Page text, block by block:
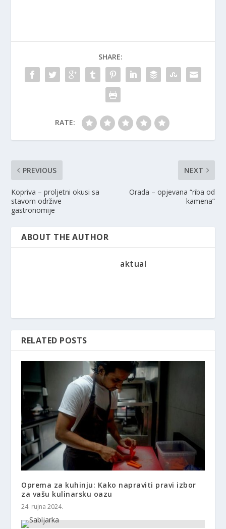
SHARE:
RATE:
PREVIOUS
Kopriva – proljetni okusi sa
stavom održive
gastronomije
NEXT
Orada – opjevana “riba od
kamena”
ABOUT THE AUTHOR
aktual
RELATED POSTS
Oprema za kuhinju: Kako napraviti pravi izbor
za vašu kulinarsku oazu
24. rujna 2024.